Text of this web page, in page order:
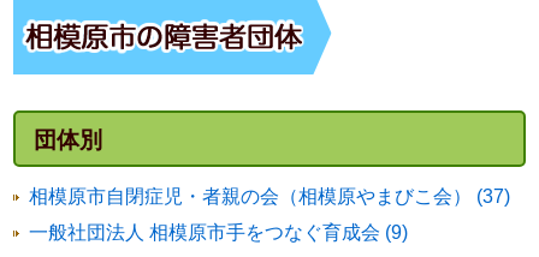
団体別
相模原市自閉症児・者親の会（相模原やまびこ会） (37)
一般社団法人 相模原市手をつなぐ育成会 (9)